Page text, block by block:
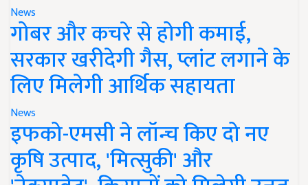
News
गोबर और कचरे से होगी कमाई,
सरकार खरीदेगी गैस, प्लांट लगाने के
लिए मिलेगी आर्थिक सहायता
News
इफको-एमसी ने लॉन्च किए दो नए
कृषि उत्पाद, 'मित्सुकी' और